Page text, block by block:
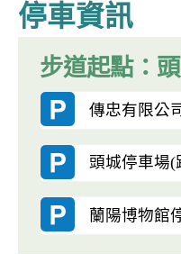
停車資訊
步道起點：
頭城停車場(
蘭陽博物館